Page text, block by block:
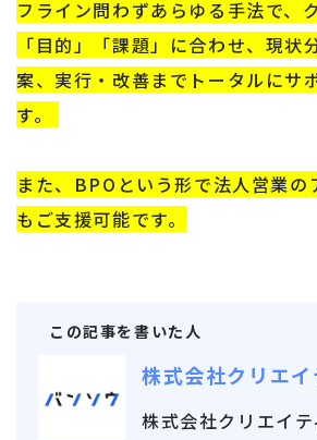
フライン問わずあらゆる手法で、
「目的」「課題」に合わせ、現状
案、実行・改善までトータルにサ
す。
また、BPOという形で法人営業の
もご支援可能です。
この記事を書いた人
株式会社クリエ
株式会社クリエイ